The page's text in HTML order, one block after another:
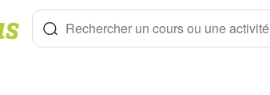
Rechercher un cours ou une activité